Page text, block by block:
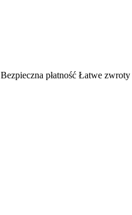
Bezpieczna płatność Łatwe zwroty